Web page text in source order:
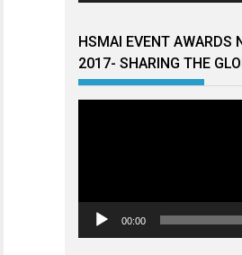
HSMAI EVENT AWARDS
2017- SHARING THE
00:00